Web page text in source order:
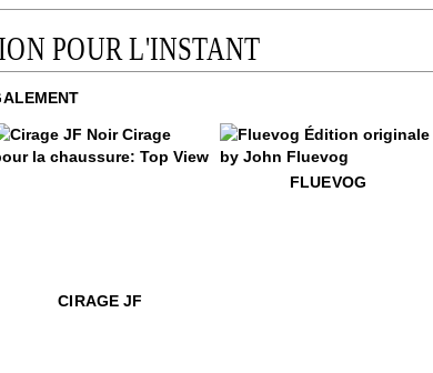
POUR L'INSTANT
CIRAGE JF
FLUEVOG